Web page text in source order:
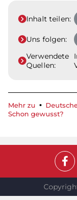
Inhalt teilen:
Uns folgen:
Verwendete
Quellen:
Mehr zu
Schon gewusst?